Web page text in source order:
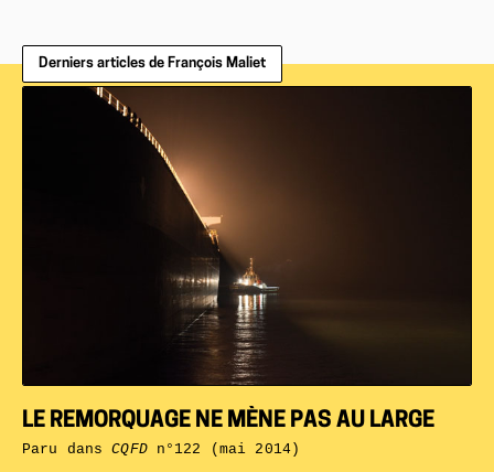
Derniers articles de François Maliet
LE REMORQUAGE NE MÈNE PAS AU LARGE
Paru dansCQFDn°122 (mai 2014)